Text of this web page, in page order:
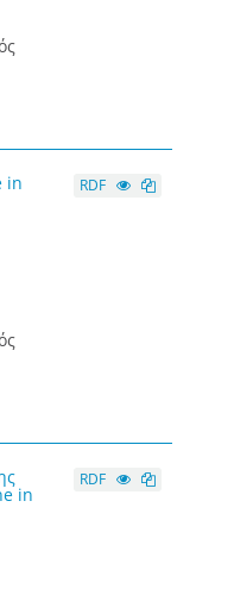
in RDF
in
RDF